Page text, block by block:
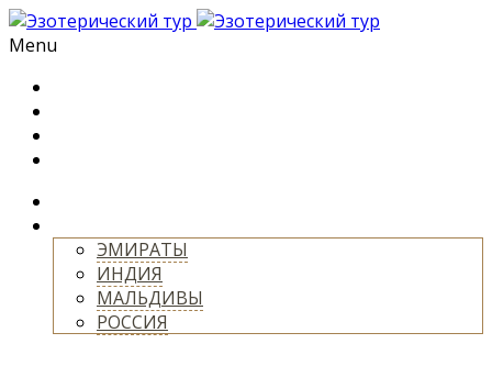
Menu
ЭМИРАТЫ
ИНДИЯ
МАЛЬДИВЫ
РОССИЯ